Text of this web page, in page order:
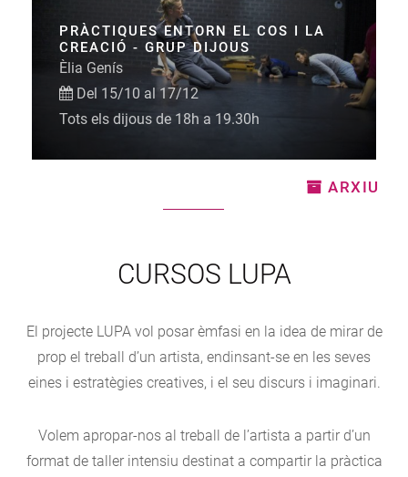
PRÀCTIQUES ENTORN EL COS I LA
CREACIÓ - GRUP DIJOUS
Èlia Genís
Del 15/10 al 17/12
Tots els dijous de 18h a 19.30h
ARXIU
CURSOS LUPA
El projecte LUPA vol posar èmfasi en la idea de mirar de
prop el treball d’un artista, endinsant-se en les seves
eines i estratègies creatives, i el seu discurs i imaginari.
Volem apropar-nos al treball de l’artista a partir d’un
format de taller intensiu destinat a compartir la pràctica